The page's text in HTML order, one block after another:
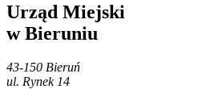
Urząd Miejski
w Bieruniu
43-150 Bieruń
ul. Rynek 14